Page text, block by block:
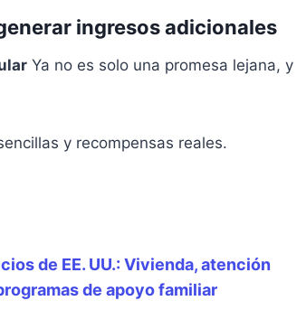
ingresos adicionales
Ya no es solo una promesa lejana, y
y recompensas reales.
de EE. UU.: Vivienda, atención
de apoyo familiar